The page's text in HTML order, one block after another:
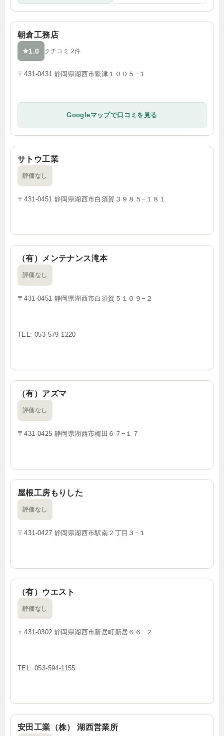
朝倉工務店
★1.0 クチコミ 2件
〒431-0431 静岡県湖西市鷲津１００５−１
Googleマップで口コミを見る
サトウ工業
評価なし
〒431-0451 静岡県湖西市白須賀３９８５−１８１
（有）メンテナンス滝本
評価なし
〒431-0451 静岡県湖西市白須賀５１０９−２
TEL: 053-579-1220
（有）アズマ
評価なし
〒431-0425 静岡県湖西市梅田６７−１７
屋根工房もりした
評価なし
〒431-0427 静岡県湖西市駅南２丁目３−１
（有）ウエスト
評価なし
〒431-0302 静岡県湖西市新居町新居６６−２
TEL: 053-594-1155
安田工業（株） 湖西営業所